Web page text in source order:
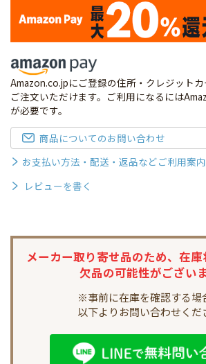
Amazon.co.jpにご登録の住所・クレジット
ご注文いただけます。ご利用になるには
が必要です。
商品についてのお問い合わせ
お支払い方法・配送・返品などご利用案内
レビューを書く
メーカー取り寄せ品のため、 在庫
欠品の可能性がございま
※事前に在庫を確認する場
以下よりお問い合わせくだ